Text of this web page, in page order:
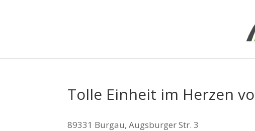
Tolle Einheit im Herzen
89331 Burgau, Augsburger Str. 3